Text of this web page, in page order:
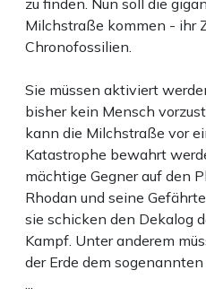
zu finden. Nun soll die
Milchstraße kommen - ihr
Chronofossilien.
Sie müssen aktiviert
bisher kein Mensch
kann die Milchstraße vor
Katastrophe bewahrt
mächtige Gegner auf den
Rhodan und seine
sie schicken den Dekalog
Kampf. Unter anderem
der Erde dem
...